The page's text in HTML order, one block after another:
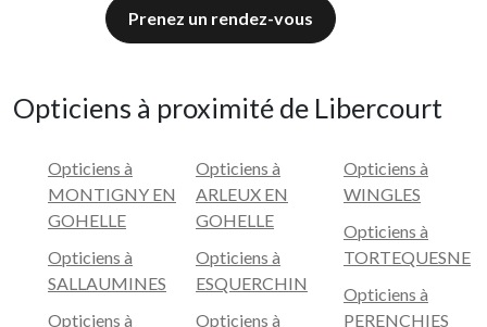
Prenez un rendez-vous
Opticiens à proximité de Libercourt
Opticiens à
MONTIGNY EN
GOHELLE
Opticiens à
SALLAUMINES
Opticiens à
Opticiens à
ARLEUX EN
GOHELLE
Opticiens à
ESQUERCHIN
Opticiens à
Opticiens à
WINGLES
Opticiens à
TORTEQUESNE
Opticiens à
PERENCHIES